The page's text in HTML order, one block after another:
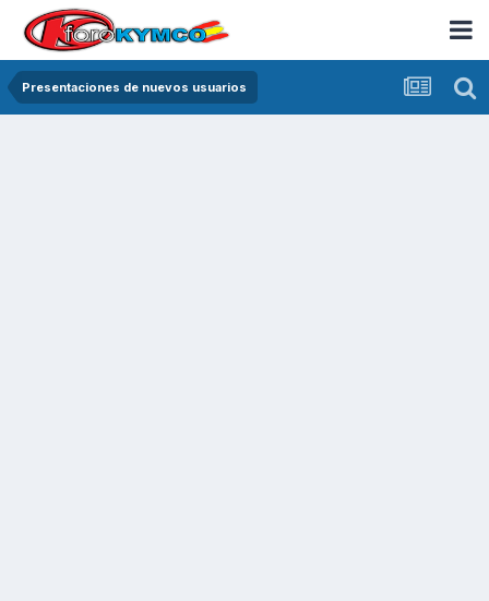
Presentaciones de nuevos usuarios